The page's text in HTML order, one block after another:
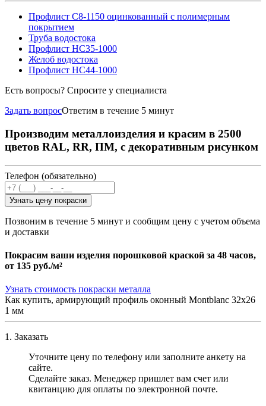
Профлист С8-1150 оцинкованный с полимерным
покрытием
Труба водостока
Профлист НС35-1000
Желоб водостока
Профлист НС44-1000
Есть вопросы? Спросите у специалиста
Задать вопросОтветим в течение 5 минут
Производим металлоизделия и красим в 2500
цветов RAL, RR, ПМ, с декоративным рисунком
Телефон (обязательно)
Узнать цену покраски
Позвоним в течение 5 минут и сообщим цену с учетом объема
и доставки
Покрасим ваши изделия порошковой краской за 48 часов,
от 135 руб./м²
Узнать стоимость покраски металла
Как купить, армирующий профиль оконный Montblanc 32х26
1 мм
1. Заказать
Уточните цену по телефону или заполните анкету на
сайте.
Сделайте заказ. Менеджер пришлет вам счет или
квитанцию для оплаты по электронной почте.